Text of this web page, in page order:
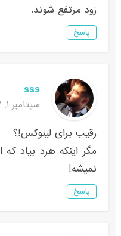
زود مرتفع شوند.
پاسخ
sss
سپتامبر 1, 2017 در 10:40 ب.ظ
رقیب برای لینوکس!؟
مگر اینکه هرد بیاد
نمیشه!
پاسخ